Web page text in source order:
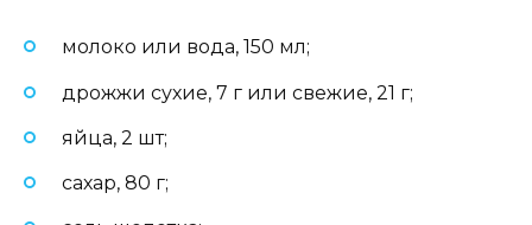
молоко или вода, 150 мл;
дрожжи сухие, 7 г или свежие, 21 г;
яйца, 2 шт;
сахар, 80 г;